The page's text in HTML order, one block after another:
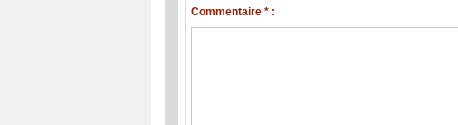
Commentaire * :